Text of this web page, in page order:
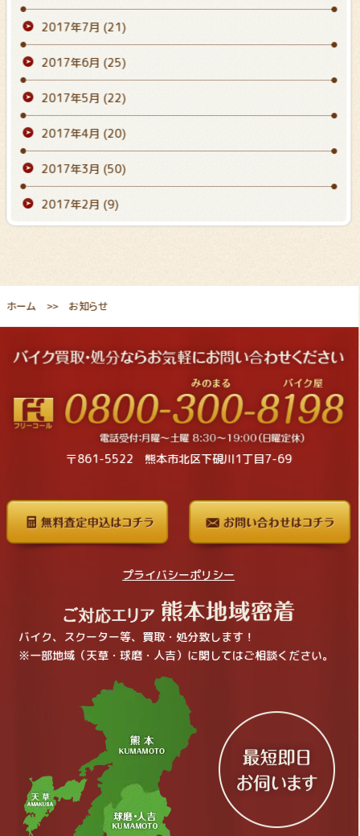
2017年7月 (21)
2017年6月 (25)
2017年5月 (22)
2017年4月 (20)
2017年3月 (50)
2017年2月 (9)
ホーム お知らせ
〒861-5522 熊本市北区下硯川1丁目7-69
プライバシーポリシー
バイク、スクーター等、買取・処分致します！
※一部地域（天草・球磨・人吉）に関してはご相談ください。